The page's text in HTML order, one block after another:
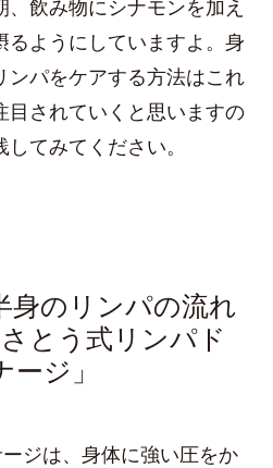
、飲み物にシナモンを加え
るようにしていますよ。身
ンパをケアする方法はこれ
目されていくと思いますの
てみてください。
身のリンパの流れ
とう式リンパド
ージ」
ジは、身体に強い圧をか